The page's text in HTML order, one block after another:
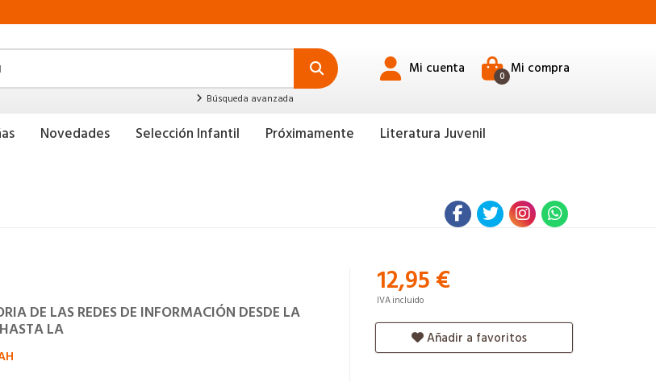
Búsqueda avanzada
Mi cuenta Mi compra
0
Novedades Selección Infantil Próximamente
Literatura Juvenil
DE LAS REDES DE INFORMACIÓN DESDE LA
LA
12,95 €
IVA incluido
Añadir a favoritos